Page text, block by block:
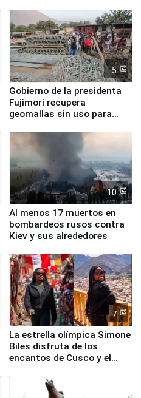
5
Gobierno de la presidenta
Fujimori recupera
geomallas sin uso para
Fenómeno El Niño
10
Al menos 17 muertos en
bombardeos rusos contra
Kiev y sus alrededores
7
La estrella olímpica Simone
Biles disfruta de los
encantos de Cusco y el